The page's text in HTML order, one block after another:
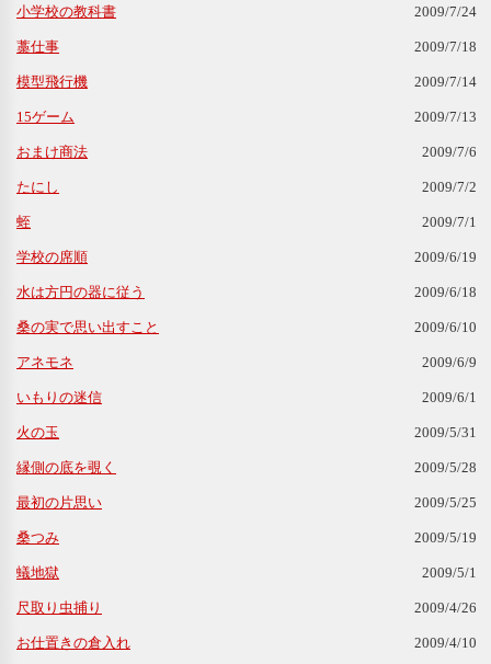
小学校の教科書 2009/7/24
藁仕事 2009/7/18
模型飛行機 2009/7/14
15ゲーム 2009/7/13
おまけ商法 2009/7/6
たにし 2009/7/2
蛭 2009/7/1
学校の席順 2009/6/19
水は方円の器に従う 2009/6/18
桑の実で思い出すこと 2009/6/10
アネモネ 2009/6/9
いもりの迷信 2009/6/1
火の玉 2009/5/31
縁側の底を覗く 2009/5/28
最初の片思い 2009/5/25
桑つみ 2009/5/19
蟻地獄 2009/5/1
尺取り虫捕り 2009/4/26
お仕置きの倉入れ 2009/4/10